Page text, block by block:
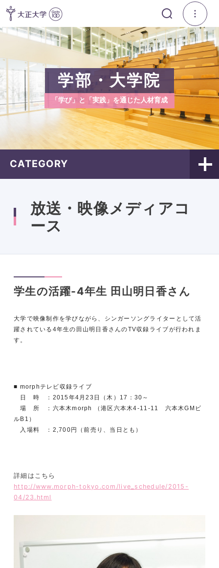
学部・大学院
「学び」と「実践」を通じた人材育成
CATEGORY
放送・映像メディアコ
ース
学生の活躍-4年生 田山明日香さん
大学で映像制作を学びながら、 シンガーソングライターとして活
躍されている 4年生の田山明日香さんのTV収録ライブが行われま
す。
■ morph テレビ収録ライブ
日 時 ： 2015年4 月23 日（木） 17 ： 30 ～
場 所 ：六本木morph （港区六本木4-11-11 六本木GM ビ
ルB1 ）
入場料 ： 2,700円（前売り、当日とも）
詳細はこちら
http://www.morph-tokyo.com/live_schedule/2015-
04/23.html